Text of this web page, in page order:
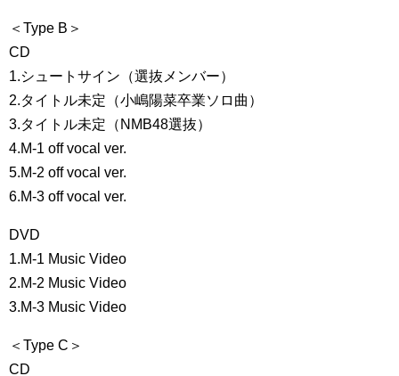
＜Type B＞
CD
1.シュートサイン（選抜メンバー）
2.タイトル未定（小嶋陽菜卒業ソロ曲）
3.タイトル未定（NMB48選抜）
4.M-1 off vocal ver.
5.M-2 off vocal ver.
6.M-3 off vocal ver.
DVD
1.M-1 Music Video
2.M-2 Music Video
3.M-3 Music Video
＜Type C＞
CD